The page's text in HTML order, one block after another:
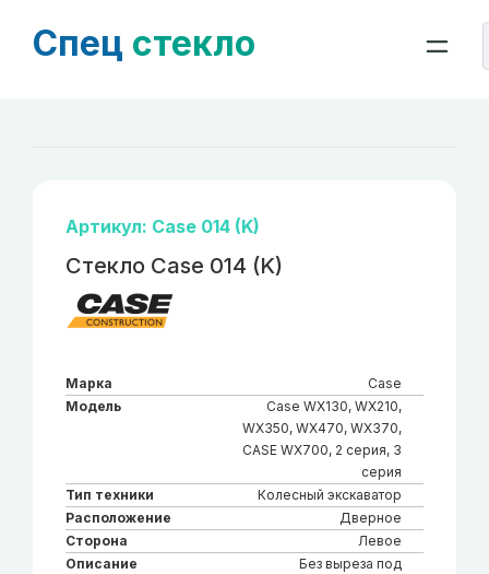
Спец стекло
Артикул: Case 014 (K)
Стекло Case 014 (K)
Марка
Case
Модель
Case WX130, WX210,
WX350, WX470, WX370,
CASE WX700, 2 серия, 3
серия
Тип техники
Колесный экскаватор
Расположение
Дверное
Сторона
Левое
Описание
Без выреза под